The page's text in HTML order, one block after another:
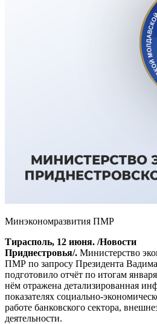
Минэкономразвития ПМР
Тирасполь, 12 июня. /Новости
Приднестровья/. Министерство
ПМР по запросу Президента Вадима
подготовило отчёт по итогам
нём отражена детализированная
показателях социально-
работе банковского сектора,
деятельности.